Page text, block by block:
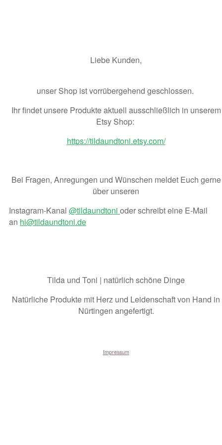
Liebe Kunden,
unser Shop ist vorrübergehend geschlossen.
Ihr findet unsere Produkte aktuell ausschließlich in unserem
Etsy Shop:
https://tildaundtoni.etsy.com/
Bei Fragen, Anregungen und Wünschen meldet Euch gerne
über unseren
Instagram-Kanal @tildaundtoni oder schreibt eine E-Mail
an hi@tildaundtoni.de
Tilda und Toni | natürlich schöne Dinge
Natürliche Produkte mit Herz und Leidenschaft von Hand in
Nürtingen angefertigt.
Impressum